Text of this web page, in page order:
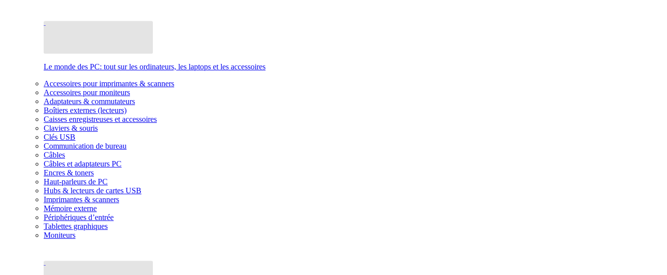
Le monde des PC: tout sur les ordinateurs, les laptops et les accessoires
Accessoires pour imprimantes & scanners
Accessoires pour moniteurs
Adaptateurs & commutateurs
Boîtiers externes (lecteurs)
Caisses enregistreuses et accessoires
Claviers & souris
Clés USB
Communication de bureau
Câbles
Câbles et adaptateurs PC
Encres & toners
Haut-parleurs de PC
Hubs & lecteurs de cartes USB
Imprimantes & scanners
Mémoire externe
Périphériques d’entrée
Tablettes graphiques
Moniteurs